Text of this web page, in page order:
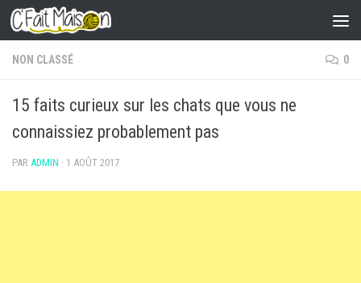
Skip to content
NON CLASSÉ 0
15 faits curieux sur les chats que vous ne
connaissiez probablement pas
PAR ADMIN · 1 AOÛT 2017